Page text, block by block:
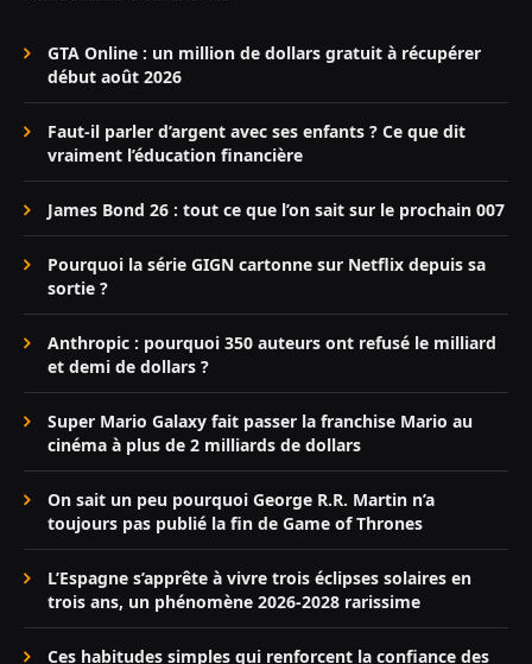
GTA Online : un million de dollars gratuit à récupérer
début août 2026
Faut-il parler d’argent avec ses enfants ? Ce que dit
vraiment l’éducation financière
James Bond 26 : tout ce que l’on sait sur le prochain 007
Pourquoi la série GIGN cartonne sur Netflix depuis sa
sortie ?
Anthropic : pourquoi 350 auteurs ont refusé le milliard
et demi de dollars ?
Super Mario Galaxy fait passer la franchise Mario au
cinéma à plus de 2 milliards de dollars
On sait un peu pourquoi George R.R. Martin n’a
toujours pas publié la fin de Game of Thrones
L’Espagne s’apprête à vivre trois éclipses solaires en
trois ans, un phénomène 2026-2028 rarissime
Ces habitudes simples qui renforcent la confiance des